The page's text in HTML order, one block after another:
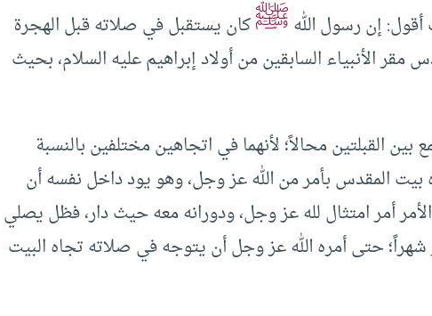
إن رسول اللهﷺكان يستقبل في صلاته قبل الهجرة
مقر الأنبياء السابقين من أولاد إبراهيم عليه السلام، بحيث
بين القبلتين محالاً؛ لأنهما في اتجاهين مختلفين بالنسبة
بيت المقدس بأمر من الله عز وجل، وهو يود داخل نفسه أن
أمر امتثال لله عز وجل، ودورانه معه حيث دار، فظل يصلي
حتى أمره الله عز وجل أن يتوجه في صلاته تجاه البيت